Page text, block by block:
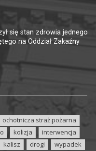
się stan zdrowia jednego
na Oddział Zakaźny
ochotnicza straż pożarna
kolizja
interwencja
kalisz drogi
wypadek